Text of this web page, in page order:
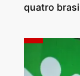
quatro